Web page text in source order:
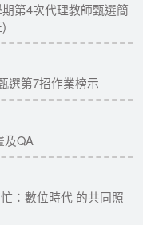
第4次代理教師甄選簡
選第7招作業榜示
及QA
：數位時代 的共同照